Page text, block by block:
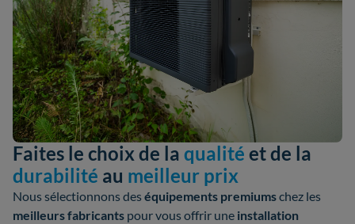
Faites le choix de la qualité et de la
durabilité au meilleur prix
Nous sélectionnons deséquipements premiumschez les
meilleurs fabricants pour vous offrir une installation